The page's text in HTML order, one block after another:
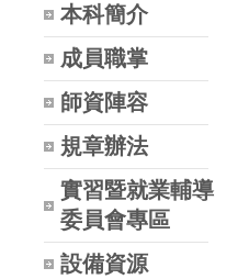
本科簡介
成員職掌
師資陣容
規章辦法
實習暨就業輔導
委員會專區
設備資源